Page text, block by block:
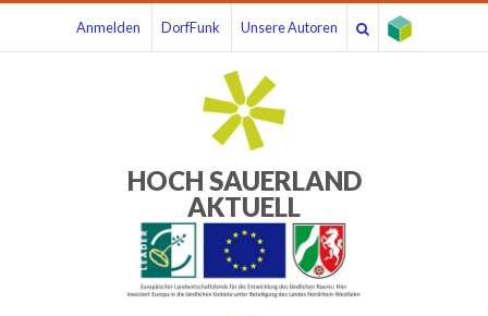
Anmelden DorfFunk Unsere Autoren
HOCH SAUERLAND
AKTUELL